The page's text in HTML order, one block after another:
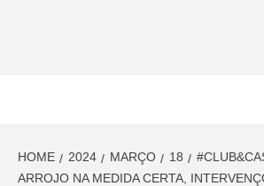
HOME 2024 MARÇO 18
ARROJO NA MEDIDA CERTA,